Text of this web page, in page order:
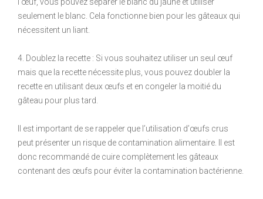
seulement le blanc. Cela fonctionne bien pour les gâteaux qui
nécessitent un liant.
4. Doublez la recette : Si vous souhaitez utiliser un seul œuf
mais que la recette nécessite plus, vous pouvez doubler la
recette en utilisant deux œufs et en congeler la moitié du
gâteau pour plus tard.
Il est important de se rappeler que l’utilisation d’œufs crus
peut présenter un risque de contamination alimentaire. Il est
donc recommandé de cuire complètement les gâteaux
contenant des œufs pour éviter la contamination bactérienne.